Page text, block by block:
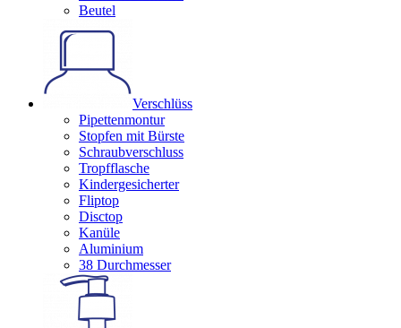
Beutel
Verschlüss
Pipettenmontur
Stopfen mit Bürste
Schraubverschluss
Tropfflasche
Kindergesicherter
Fliptop
Disctop
Kanüle
Aluminium
38 Durchmesser